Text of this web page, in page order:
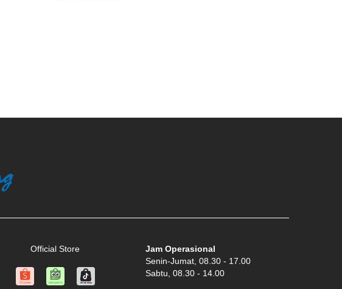
Official Store
Jam Operasional
Senin-Jumat, 08.30 - 17.00
Sabtu, 08.30 - 14.00